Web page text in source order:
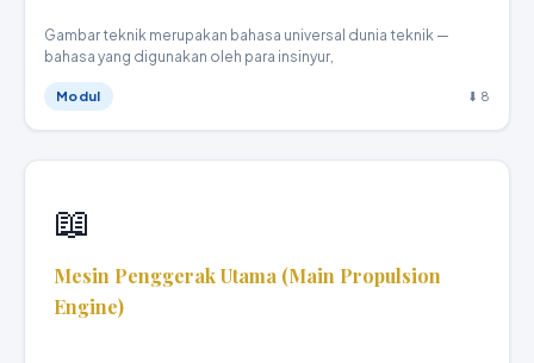
Gambar teknik merupakan bahasa universal dunia teknik —
bahasa yang digunakan oleh para insinyur,
Modul ⬇ 8
📖
Mesin Penggerak Utama (Main Propulsion
Engine)